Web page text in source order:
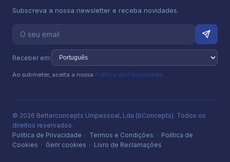
Subscreva a nossa newsletter e receba novidades.
Receber em:
Ao submeter, aceita a nossa Política de Privacidade.
© 2026 Betterconcepts Unipessoal, Lda (bConcepts). Todos os
direitos reservados.
Política de Privacidade · Termos e Condições · Política de
Cookies · Gerir cookies · Livro de Reclamações